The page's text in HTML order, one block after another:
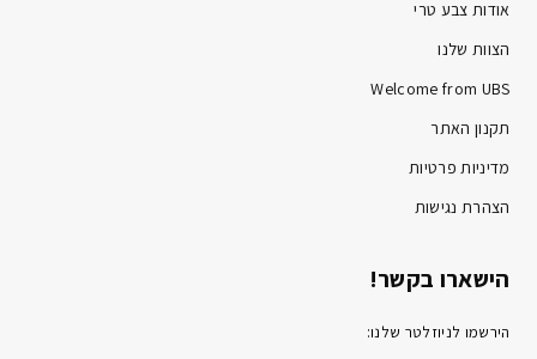
אודות צבע טרי
הצוות שלנו
Welcome from UBS
תקנון האתר
מדיניות פרטיות
הצהרת נגישות
הישארו בקשר!
הירשמו לניוזלטר שלנו: